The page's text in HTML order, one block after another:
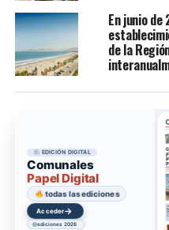
En junio
de la
EDICIÓN DIGITAL
Comunales
Papel Digital
todas las ediciones
Acceder→
ediciones 2026